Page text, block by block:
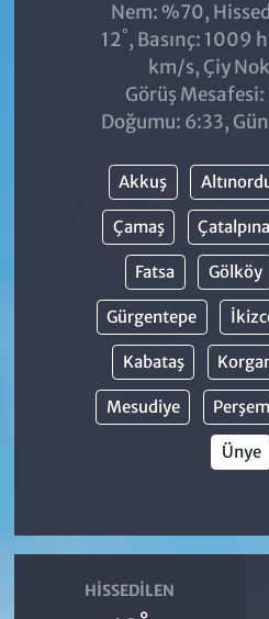
Nem: %70,
12°, Basınç: 1009
km/s, Çiy
Görüş
Doğumu: 6:33,
Akkuş
Çamaş
Fatsa Gölköy
Gürgentepe
Kabataş
Mesudiye
Ünye
HISSEDILEN